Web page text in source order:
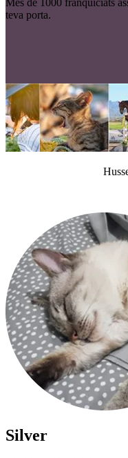
teva porta.
Silver